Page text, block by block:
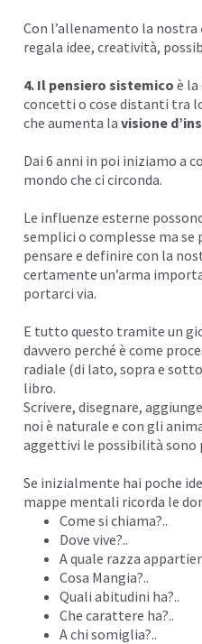
Con l’allenamento la nostra
regala idee, creatività,
4. Il pensiero sistemico è
concetti o cose distanti tra
che aumenta la visione
Dai 6 anni in poi iniziamo a
mondo che ci circonda.
Le influenze esterne
semplici o complesse ma se
pensare e definire con la
certamente un’arma
portarci via.
E tutto questo tramite un
davvero perché è come
radiale (di lato, sopra e
libro.
Scrivere, disegnare,
noi è naturale e con gli
aggettivi le possibilità sono
Se inizialmente hai poche
mappe mentali ricorda le
Come si chiama?..
Dove vive?..
A quale razza
Cosa Mangia?..
Quali abitudini ha?..
Che carattere ha?..
A chi somiglia?..